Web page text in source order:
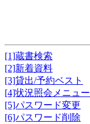
[1]蔵書検索
[2]新着資料
[3]貸出/予約ベスト
[4]状況照会メニュー
[5]パスワード変更
[6]パスワード削除